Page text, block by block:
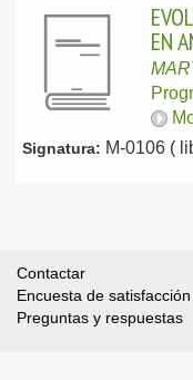
EN
Signatura: M-0106 (
Contactar
Encuesta de satisfacción
Preguntas y respuestas